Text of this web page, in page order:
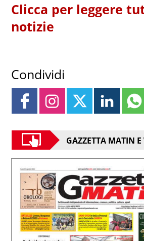
Clicca per leggere
notizie
Condividi
GAZZETTA MATIN E